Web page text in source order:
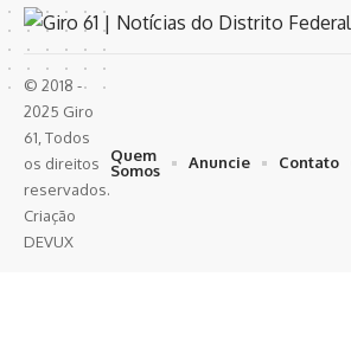
© 2018 -
2025 Giro
61, Todos
os direitos
reservados.
Criação
DEVUX
Quem
Somos
Anuncie Contato